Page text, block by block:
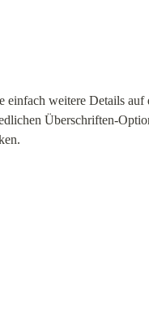
einfach weitere Details
Überschriften-